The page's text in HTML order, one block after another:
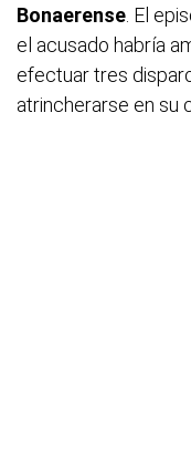
Bonaerense . El
el acusado habría
efectuar tres
atrincherarse en su